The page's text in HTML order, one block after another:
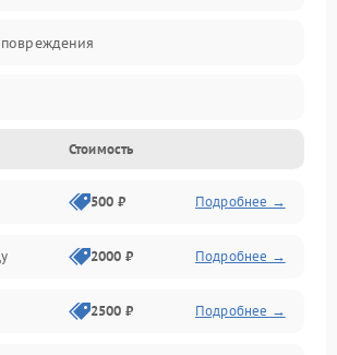
Стоимость
500 ₽ Подробнее →
2000 ₽ Подробнее →
2500 ₽ Подробнее →